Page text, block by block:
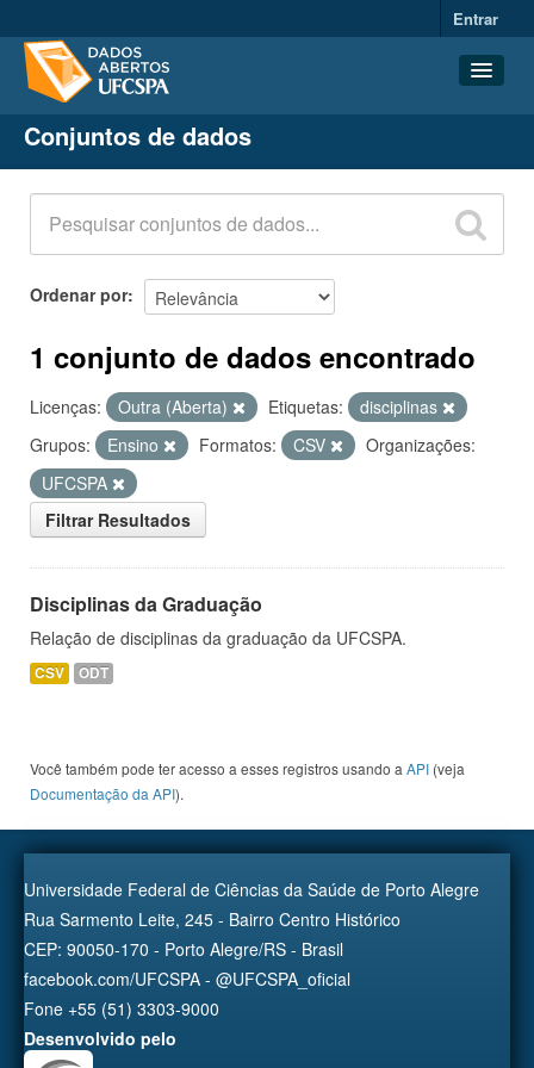
Entrar
Conjuntos de dados
Organizações
Grupos
Sobre
Conjuntos de dados
Ordenar por
1 conjunto de dados encontrado
Licenças: Outra (Aberta) Etiquetas:
disciplinas
Grupos:
Ensino Formatos: CSV
Organizações:
UFCSPA
Filtrar Resultados
Disciplinas da Graduação
Relação de disciplinas da graduação da UFCSPA.
CSV ODT
Você também pode ter acesso a esses registros usando a API (veja
Documentação da API).
Universidade Federal de Ciências da Saúde de Porto Alegre
Rua Sarmento Leite, 245 - Bairro Centro Histórico
CEP: 90050-170 - Porto Alegre/RS - Brasil
facebook.com/UFCSPA - @UFCSPA_oficial
Fone +55 (51) 3303-9000
Desenvolvido pelo